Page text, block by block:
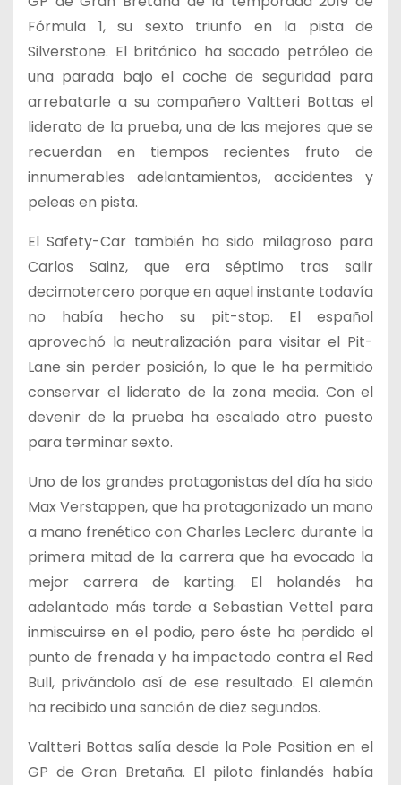
Fórmula 1, su sexto triunfo en la pista de
Silverstone. El británico ha sacado petróleo de
una parada bajo el coche de seguridad para
arrebatarle a su compañero Valtteri Bottas el
liderato de la prueba, una de las mejores que se
recuerdan en tiempos recientes fruto de
innumerables adelantamientos, accidentes y
peleas en pista.
El Safety-Car también ha sido milagroso para
Carlos Sainz, que era séptimo tras salir
decimotercero porque en aquel instante todavía
no había hecho su pit-stop. El español
aprovechó la neutralización para visitar el Pit-
Lane sin perder posición, lo que le ha permitido
conservar el liderato de la zona media. Con el
devenir de la prueba ha escalado otro puesto
para terminar sexto.
Uno de los grandes protagonistas del día ha sido
Max Verstappen, que ha protagonizado un mano
a mano frenético con Charles Leclerc durante la
primera mitad de la carrera que ha evocado la
mejor carrera de karting. El holandés ha
adelantado más tarde a Sebastian Vettel para
inmiscuirse en el podio, pero éste ha perdido el
punto de frenada y ha impactado contra el Red
Bull, privándolo así de ese resultado. El alemán
ha recibido una sanción de diez segundos.
Valtteri Bottas salía desde la Pole Position en el
GP de Gran Bretaña. El piloto finlandés había